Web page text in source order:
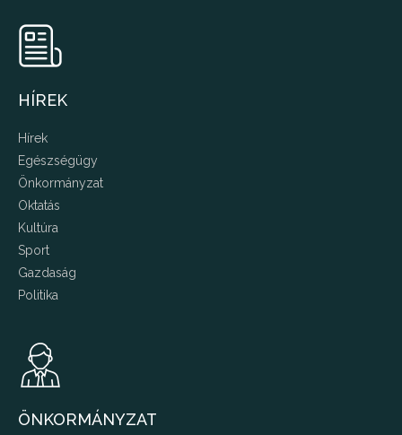
HÍREK
Hírek
Egészségügy
Önkormányzat
Oktatás
Kultúra
Sport
Gazdaság
Politika
ÖNKORMÁNYZAT